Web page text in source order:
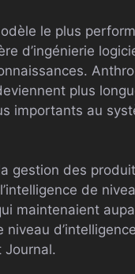
le plus
d’ingénierie
plus
importants au
gestion des
de
maintenaient
Journal.